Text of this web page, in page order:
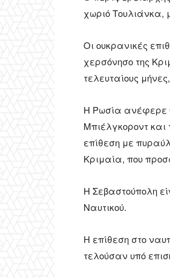
χωριό Τουλιάνκα,
Οι ουκρανικές
χερσόνησο της
τελευταίους
Η Ρωσία ανέφερε
Μπιέλγκοροντ
επίθεση με
Κριμαία, που
Η Σεβαστούπολη
Ναυτικού.
Η επίθεση στο
τελούσαν υπό